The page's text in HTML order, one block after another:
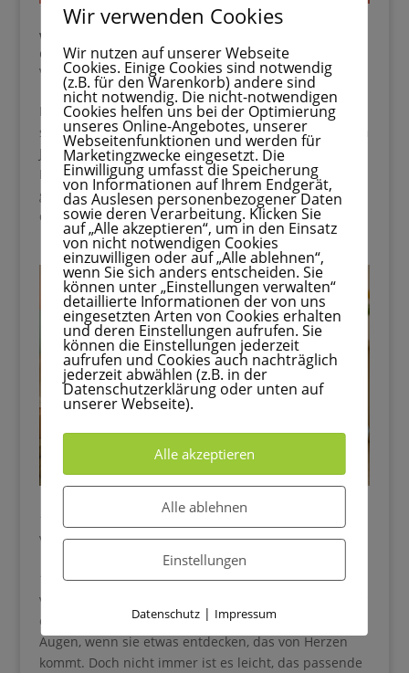
Weihnachtsgeschenke für Kollegen: 33 Ideen,
die jeder liebt
vonMelina| Sep. 10, 2025|Weihnachten
Die Weihnachtszeit ist die perfekte Gelegenheit, um
sich bei lieben Menschen für die gemeinsame Zeit im
Jahr zu bedanken – und dazu gehören auch unsere
Kolleginnen und Kollegen. Gerade im Berufsalltag
gehen kleine Gesten manchmal unter, doch ein
durchdachtes...
10 liebevolle Geschenkideen für Kinder
vonMelina|Apr. 28, 2025|Geschenke für Kinder
10 liebevolle Geschenkideen für Kinder – die wirklich
von Herzen kommen Kinder zu beschenken ist immer
etwas ganz Besonderes – schließlich strahlen ihre
Augen, wenn sie etwas entdecken, das von Herzen
kommt. Doch nicht immer ist es leicht, das passende
Wir verwenden Cookies
Wir nutzen auf unserer Webseite
Cookies. Einige Cookies sind notwendig
(z.B. für den Warenkorb) andere sind
nicht notwendig. Die nicht-notwendigen
Cookies helfen uns bei der Optimierung
unseres Online-Angebotes, unserer
Webseitenfunktionen und werden für
Marketingzwecke eingesetzt. Die
Einwilligung umfasst die Speicherung
von Informationen auf Ihrem Endgerät,
das Auslesen personenbezogener Daten
sowie deren Verarbeitung. Klicken Sie
auf „Alle akzeptieren“, um in den Einsatz
von nicht notwendigen Cookies
einzuwilligen oder auf „Alle ablehnen“,
wenn Sie sich anders entscheiden. Sie
können unter „Einstellungen verwalten“
detaillierte Informationen der von uns
eingesetzten Arten von Cookies erhalten
und deren Einstellungen aufrufen. Sie
können die Einstellungen jederzeit
aufrufen und Cookies auch nachträglich
jederzeit abwählen (z.B. in der
Datenschutzerklärung oder unten auf
unserer Webseite).
Alle akzeptieren
Alle ablehnen
Einstellungen
Datenschutz | Impressum